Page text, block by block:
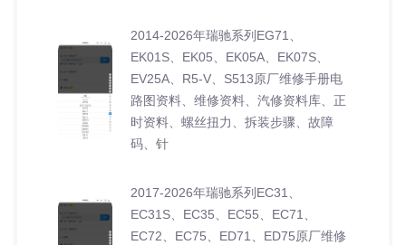
2014-2026年瑞驰系列EG71、
EK01S、EK05、EK05A、EK07S、
EV25A、R5-V、S513原厂维修手册电
路图资料、维修资料、汽修资料库、正
时资料、螺丝扭力、拆装步骤、故障
码、针
2017-2026年瑞驰系列EC31、
EC31S、EC35、EC55、EC71、
EC72、EC75、ED71、ED75原厂维修